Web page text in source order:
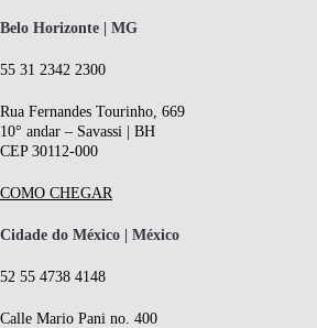
Belo Horizonte | MG
55 31 2342 2300
Rua Fernandes Tourinho, 669
10° andar – Savassi | BH
CEP 30112-000
COMO CHEGAR
Cidade do México | México
52 55 4738 4148
Calle Mario Pani no. 400